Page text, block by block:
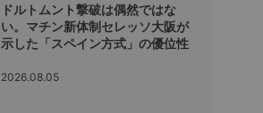
ドルトムント撃破は偶然ではな
い。マチン新体制セレッソ大阪が
示した「スペイン方式」の優位性
2026.08.05